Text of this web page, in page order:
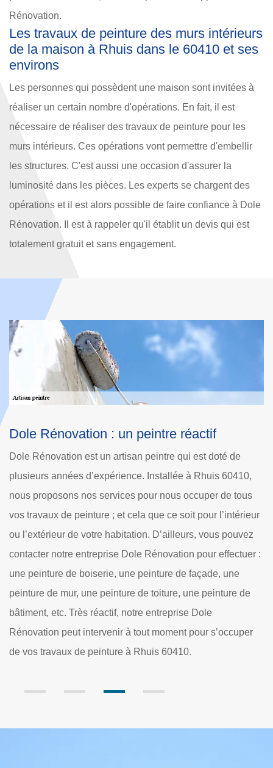
Rénovation.
Les travaux de peinture des murs intérieurs
de la maison à Rhuis dans le 60410 et ses
environs
Les personnes qui possèdent une maison sont invitées à
réaliser un certain nombre d'opérations. En fait, il est
nécessaire de réaliser des travaux de peinture pour les
murs intérieurs. Ces opérations vont permettre d'embellir
les structures. C'est aussi une occasion d'assurer la
luminosité dans les pièces. Les experts se chargent des
opérations et il est alors possible de faire confiance à Dole
Rénovation. Il est à rappeler qu'il établit un devis qui est
totalement gratuit et sans engagement.
Dole Rénovation : un peintre réactif
Dole Rénovation est un artisan peintre qui est doté de
plusieurs années d’expérience. Installée à Rhuis 60410,
nous proposons nos services pour nous occuper de tous
vos travaux de peinture ; et cela que ce soit pour l’intérieur
ou l’extérieur de votre habitation. D’ailleurs, vous pouvez
contacter notre entreprise Dole Rénovation pour effectuer :
une peinture de boiserie, une peinture de façade, une
peinture de mur, une peinture de toiture, une peinture de
bâtiment, etc. Très réactif, notre entreprise Dole
Rénovation peut intervenir à tout moment pour s’occuper
de vos travaux de peinture à Rhuis 60410.